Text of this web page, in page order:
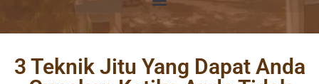
3 Teknik Jitu Yang Dapat Anda